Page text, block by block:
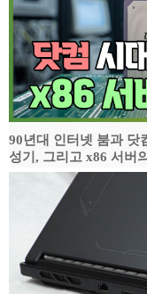
90년대 인터넷 붐과 닷
성기, 그리고 x86 서버